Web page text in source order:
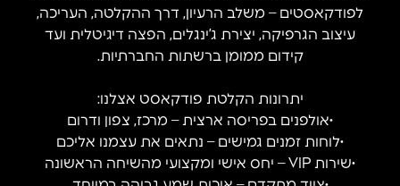
לפודקאסטים – משלב הרעיון, דרך ההקלטה, העריכה,
עיצוב הגרפיקה, יצירת ג’ינגלים, הפצה דיגיטלית ועד
קידום ממומן ברשתות החברתיות.
יתרונות הקלטת פודקאסט אצלנו:
•אולפנים בפריסה ארצית – מרכז, צפון ודרום
•לוחות זמנים גמישים – נתאים את עצמנו אליכם
•שירות VIP – יחס אישי ומקצועי מהשיחה הראשונה